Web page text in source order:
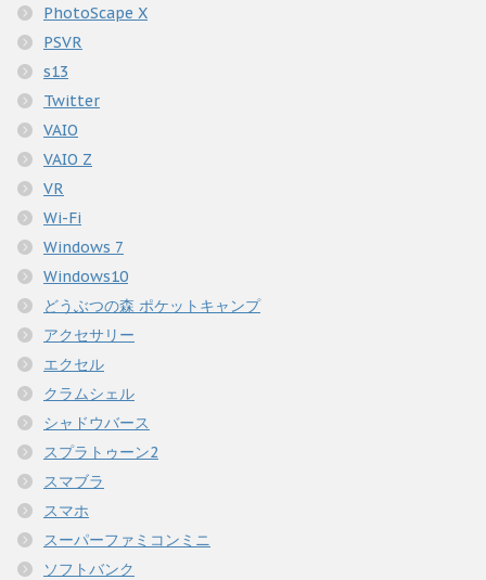
PhotoScape X
PSVR
s13
Twitter
VAIO
VAIO Z
VR
Wi-Fi
Windows 7
Windows10
どうぶつの森 ポケットキャンプ
アクセサリー
エクセル
クラムシェル
シャドウバース
スプラトゥーン2
スマブラ
スマホ
スーパーファミコンミニ
ソフトバンク